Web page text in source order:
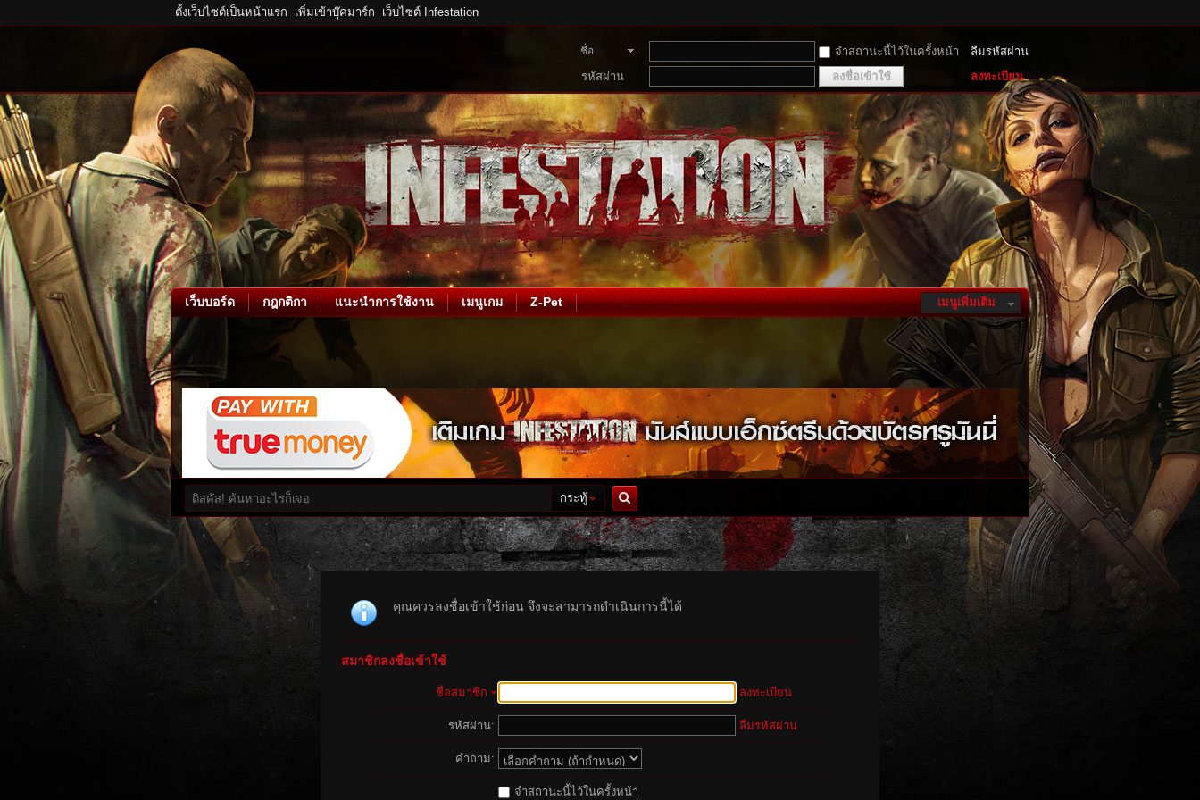
ตั้งเว็บไซต์เป็นหน้าแรก เพิ่มเข้าบุ๊คมาร์ก เว็บไซต์ Infestation
ชื่อ
สมาชิก
จำสถานะนี้ไว้ในครั้งหน้า
ลืมรหัสผ่าน
รหัสผ่าน
ลงชื่อเข้าใช้ ลงทะเบียน
เมนูเพิ่มเติม
เว็บบอร์ด กฎกติกา แนะนำการใช้งาน เมนูเกม Z-Pet
กระทู้
ค้นหา
คุณควรลงชื่อเข้าใช้ก่อน จึงจะสามารถดำเนินการนี้ได้
สมาชิกลงชื่อเข้าใช้
ชื่อสมาชิก ลงทะเบียน
รหัสผ่าน: ลืมรหัสผ่าน
คำถาม:
จำสถานะนี้ไว้ในครั้งหน้า